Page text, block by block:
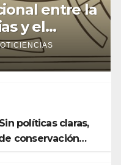
entre la
y el
y
políticas claras,
conservación